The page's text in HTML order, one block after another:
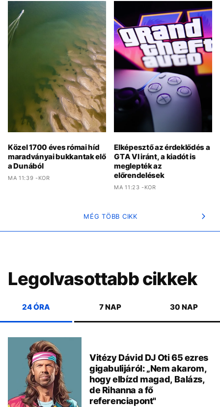
Közel 1700 éves római híd
maradványai bukkantak elő
a Dunából
MA 11:39 -KOR
Elképesztő az érdeklődés a
GTA VI iránt, a kiadót is
meglepték az
előrendelések
MA 11:23 -KOR
MÉG TÖBB CIKK
Legolvasottabb cikkek
24 ÓRA 7 NAP 30 NAP
Vitézy Dávid DJ Oti 65 ezres
gigabulijáról: „Nem akarom,
hogy elbízd magad, Balázs,
de Rihanna a fő
referenciapont"